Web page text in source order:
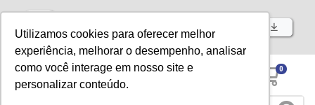
Utilizamos cookies para oferecer melhor
experiência, melhorar o desempenho, analisar
como você interage em nosso site e
personalizar conteúdo.
Baixe já nosso APP
0